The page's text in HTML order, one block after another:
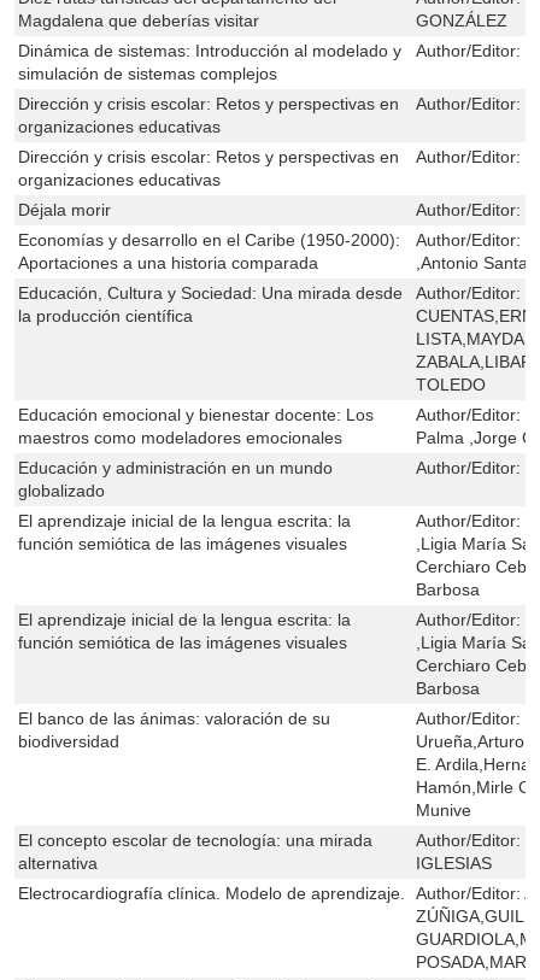
Magdalena que deberías visitar
GONZÁLEZ
Dinámica de sistemas: Introducción al modelado y
simulación de sistemas complejos
Author/Editor:
Dirección y crisis escolar: Retos y perspectivas en
organizaciones educativas
Author/Editor:
Dirección y crisis escolar: Retos y perspectivas en
organizaciones educativas
Author/Editor:
Déjala morir Author/Editor:
Economías y desarrollo en el Caribe (1950-2000):
Aportaciones a una historia comparada
Author/Editor:
,Antonio
Educación, Cultura y Sociedad: Una mirada desde
la producción científica
Author/Editor:
LISTA,MAYDA
TOLEDO
Educación emocional y bienestar docente: Los
maestros como modeladores emocionales
Author/Editor:
Palma ,Jorge
Educación y administración en un mundo
globalizado
Author/Editor:
El aprendizaje inicial de la lengua escrita: la
función semiótica de las imágenes visuales
Author/Editor:
,Ligia María
Cerchiaro
Barbosa
El aprendizaje inicial de la lengua escrita: la
función semiótica de las imágenes visuales
Author/Editor:
,Ligia María
Cerchiaro
Barbosa
El banco de las ánimas: valoración de su
biodiversidad
Author/Editor:
Urueña,Arturo
E.
Hamón,Mirle
Munive
El concepto escolar de tecnología: una mirada
alternativa
Author/Editor:
IGLESIAS
Electrocardiografía clínica. Modelo de aprendizaje.
Author/Editor: